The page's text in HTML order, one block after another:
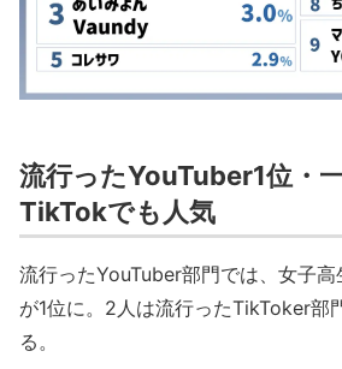
流行ったYouTuber1位・
TikTokでも人気
流行ったYouTuber部門では、女子高
が1位に。2人は流行ったTikToker部
る。